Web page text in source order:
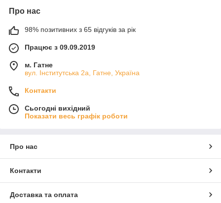
Про нас
98% позитивних з 65 відгуків за рік
Працює з 09.09.2019
м. Гатне
вул. Інститутська 2а, Гатне, Україна
Контакти
Сьогодні вихідний
Показати весь графік роботи
Про нас
Контакти
Доставка та оплата